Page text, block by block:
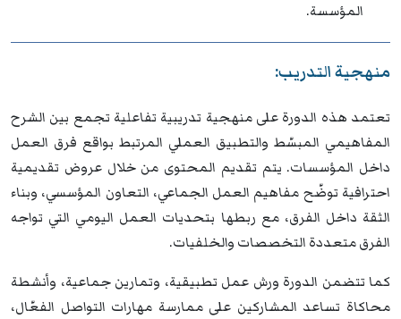
المؤسسة.
منهجية التدريب:
تعتمد هذه الدورة على منهجية تدريبية تفاعلية تجمع بين الشرح
المفاهيمي المبسّط والتطبيق العملي المرتبط بواقع فرق العمل
داخل المؤسسات. يتم تقديم المحتوى من خلال عروض تقديمية
احترافية توضّح مفاهيم العمل الجماعي، التعاون المؤسسي، وبناء
الثقة داخل الفرق، مع ربطها بتحديات العمل اليومي التي تواجه
الفرق متعددة التخصصات والخلفيات.
كما تتضمن الدورة ورش عمل تطبيقية، وتمارين جماعية، وأنشطة
محاكاة تساعد المشاركين على ممارسة مهارات التواصل الفعّال،